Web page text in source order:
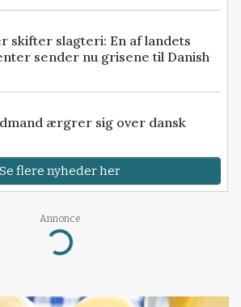
skifter slagteri: En af landets
sender nu grisene til Danish
ærgrer sig over dansk
Se flere nyheder her
Annonce
Loading...